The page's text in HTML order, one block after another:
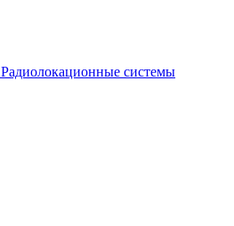
Радиолокационные системы